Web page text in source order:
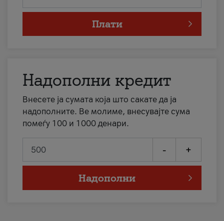
Плати
Надополни кредит
Внесете ја сумата која што сакате да ја
надополните. Ве молиме, внесувајте сума
помеѓу 100 и 1000 денари.
- +
Надополни